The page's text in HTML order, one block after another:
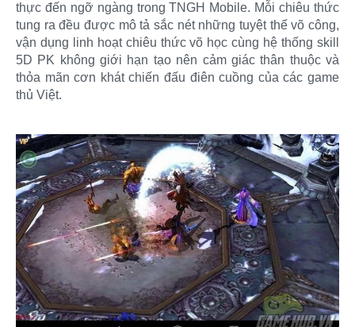
thực đến ngỡ ngàng trong TNGH Mobile. Mỗi chiêu thức
tung ra đều được mô tả sắc nét những tuyệt thế võ công,
vận dụng linh hoạt chiêu thức võ học cùng hệ thống skill
5D PK không giới hạn tạo nên cảm giác thân thuộc và
thỏa mãn cơn khát chiến đấu điên cuồng của các game
thủ Việt.